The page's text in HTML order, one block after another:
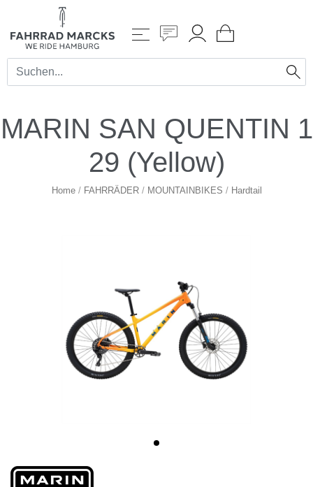
MARIN SAN QUENTIN 1
29 (Yellow)
Home/ FAHRRÄDER/ MOUNTAINBIKES / Hardtail